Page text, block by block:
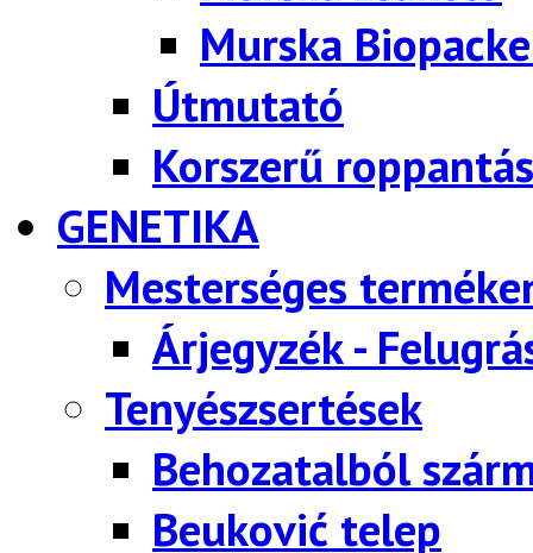
Murska
Útmutató
Korszerű
GENETIKA
Mesterséges
Árjegyzék -
Tenyészsertések
Behozatalból
Beuković telep